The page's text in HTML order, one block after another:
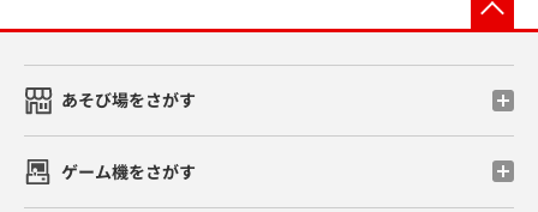
あそび場をさがす
ゲーム機をさがす